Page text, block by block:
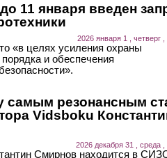
11 января введен
2026 января 1 , четверг ,
«в целях усиления охраны
и обеспечения
самым резонансным
Vidsboku
2026 декабря 31 , среда ,
Смирнов находится в